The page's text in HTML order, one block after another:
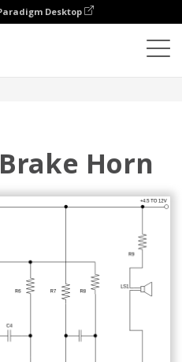
Desktop
Horn